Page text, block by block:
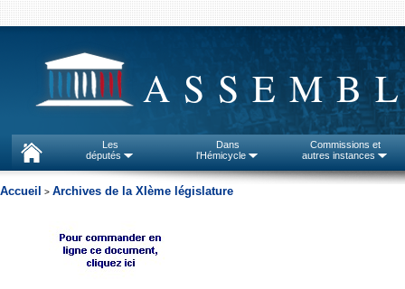
Les
députés
Dans
l'Hémicycle
Commissions et
autres instances
Accueil > Archives de la XIème législature